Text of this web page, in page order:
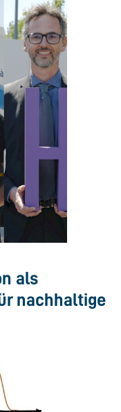
als
nachhaltige